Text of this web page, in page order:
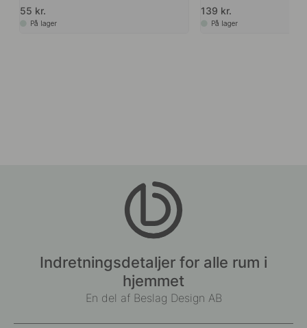
55 kr.
På lager
139 kr.
På lager
Indretningsdetaljer for alle rum i
hjemmet
En del af Beslag Design AB